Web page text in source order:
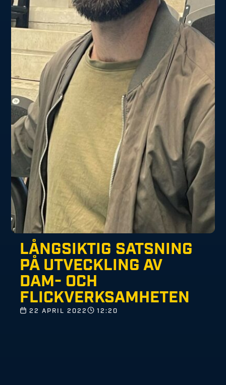
LÅNGSIKTIG SATSNING
PÅ UTVECKLING AV
DAM- OCH
FLICKVERKSAMHETEN
22 APRIL 2022 12:20